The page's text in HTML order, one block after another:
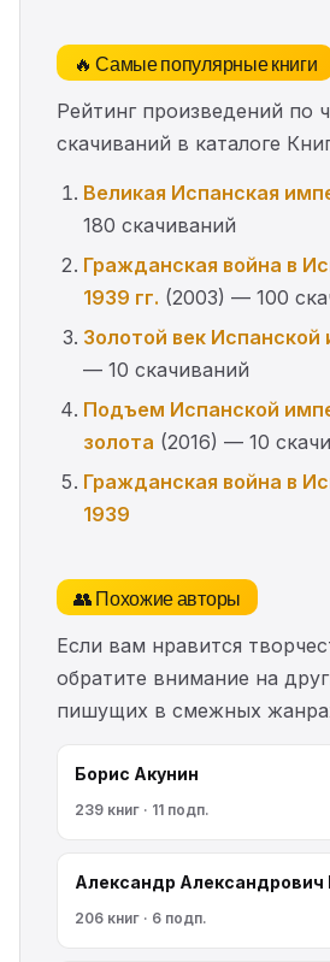
🔥 Самые популярные книги
Рейтинг произведений по
скачиваний в каталоге
Великая Испанская
180 скачиваний
Гражданская война в
1939 гг. (2003) — 100
Золотой век Испанской
— 10 скачиваний
Подъем Испанской
золота (2016) — 10
Гражданская война в
1939
👥 Похожие авторы
Если вам нравится
обратите внимание на
пишущих в смежных
Борис Акунин
239 книг · 11 подп.
Александр Александрович
206 книг · 6 подп.